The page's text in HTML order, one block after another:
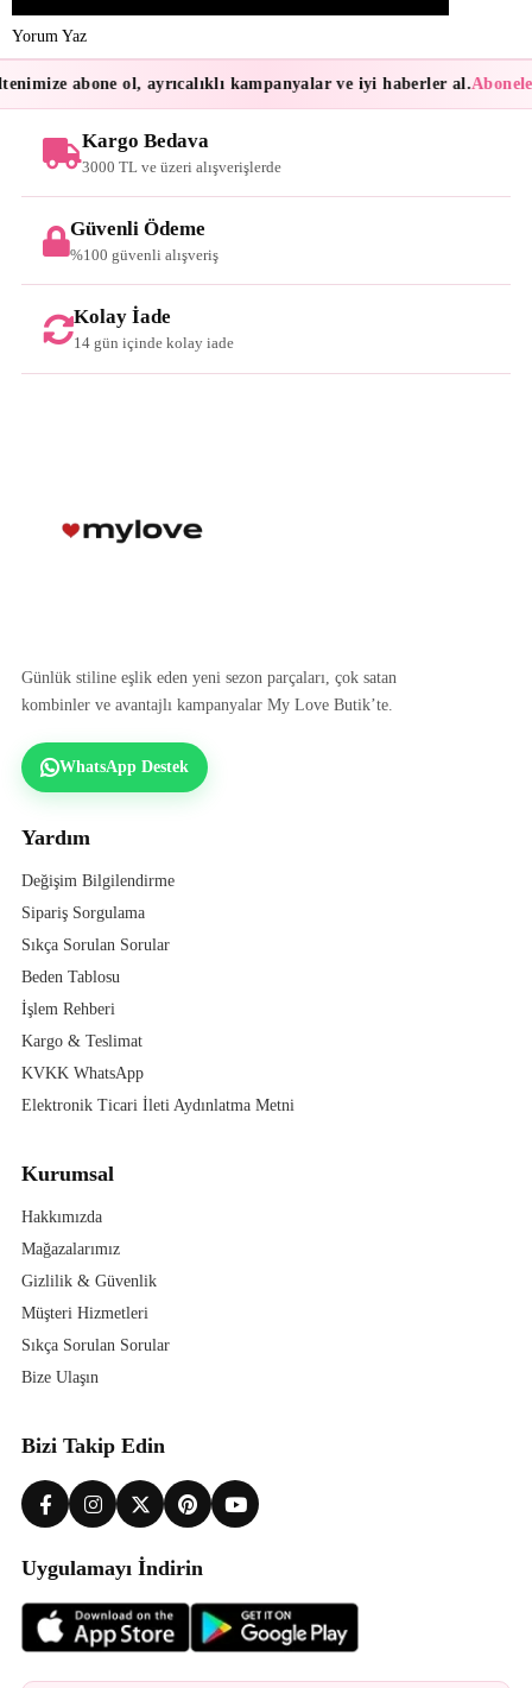
Yorum Yaz
abone ol, ayrıcalıklı kampanyalar ve iyi haberler al.
Kargo Bedava
3000 TL ve üzeri alışverişlerde
Güvenli Ödeme
%100 güvenli alışveriş
Kolay İade
14 gün içinde kolay iade
Günlük stiline eşlik eden yeni sezon parçaları, çok satan
kombinler ve avantajlı kampanyalar My Love Butik’te.
WhatsApp Destek
Yardım
Değişim Bilgilendirme
Sipariş Sorgulama
Sıkça Sorulan Sorular
Beden Tablosu
İşlem Rehberi
Kargo & Teslimat
KVKK WhatsApp
Elektronik Ticari İleti Aydınlatma Metni
Kurumsal
Hakkımızda
Mağazalarımız
Gizlilik & Güvenlik
Müşteri Hizmetleri
Sıkça Sorulan Sorular
Bize Ulaşın
Bizi Takip Edin
Uygulamayı İndirin